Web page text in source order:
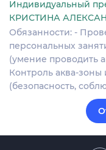
Индивидуальный
КРИСТИНА
Обязанности: -
персональных
(умение проводить
Контроль аква-зоны
(безопасность,